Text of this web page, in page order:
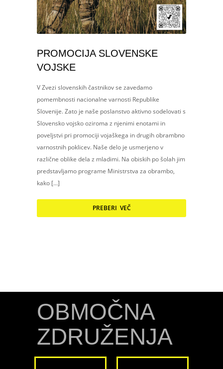
PROMOCIJA SLOVENSKE
VOJSKE
V Zvezi slovenskih častnikov se zavedamo
pomembnosti nacionalne varnosti Republike
Slovenije. Zato je naše poslanstvo aktivno sodelovati s
Slovensko vojsko oziroma z njenimi enotami in
poveljstvi pri promociji vojaškega in drugih obrambno
varnostnih poklicev. Naše delo je usmerjeno v
različne oblike dela z mladimi. Na obiskih po šolah jim
predstavljamo programe Ministrstva za obrambo,
kako […]
PREBERI VEČ
OBMOČNA
ZDRUŽENJA